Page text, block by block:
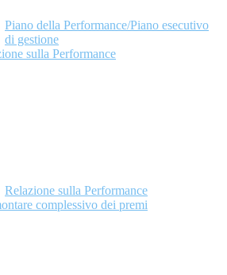
Piano della Performance/Piano esecutivo
di gestione
sulla Performance
Relazione sulla Performance
complessivo dei premi